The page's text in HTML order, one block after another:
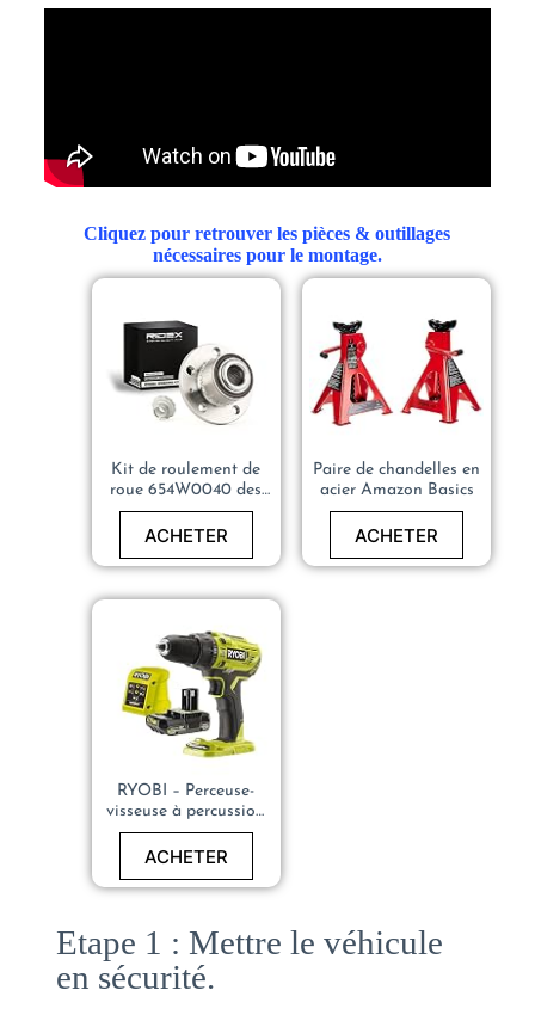
Cliquez pour retrouver les pièces & outillages
nécessaires pour le montage.
Kit de roulement de
roue 654W0040 des
deux côtés de l’avant
72mm
ACHETER
Paire de chandelles en
acier Amazon Basics
ACHETER
RYOBI – Perceuse-
visseuse à percussion
sur batterie
ACHETER
Etape 1 : Mettre le véhicule
en sécurité.